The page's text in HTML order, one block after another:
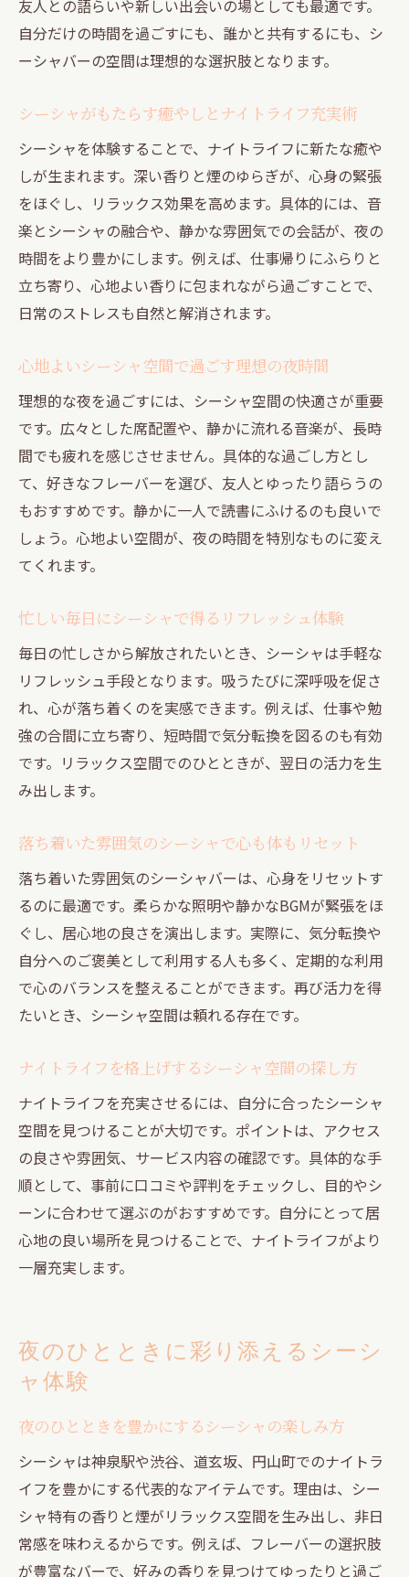
友人との語らいや新しい出会いの場としても最適です。
自分だけの時間を過ごすにも、誰かと共有するにも、シ
ーシャバーの空間は理想的な選択肢となります。
シーシャがもたらす癒やしとナイトライフ充実術
シーシャを体験することで、ナイトライフに新たな癒や
しが生まれます。深い香りと煙のゆらぎが、心身の緊張
をほぐし、リラックス効果を高めます。具体的には、音
楽とシーシャの融合や、静かな雰囲気での会話が、夜の
時間をより豊かにします。例えば、仕事帰りにふらりと
立ち寄り、心地よい香りに包まれながら過ごすことで、
日常のストレスも自然と解消されます。
心地よいシーシャ空間で過ごす理想の夜時間
理想的な夜を過ごすには、シーシャ空間の快適さが重要
です。広々とした席配置や、静かに流れる音楽が、長時
間でも疲れを感じさせません。具体的な過ごし方とし
て、好きなフレーバーを選び、友人とゆったり語らうの
もおすすめです。静かに一人で読書にふけるのも良いで
しょう。心地よい空間が、夜の時間を特別なものに変え
てくれます。
忙しい毎日にシーシャで得るリフレッシュ体験
毎日の忙しさから解放されたいとき、シーシャは手軽な
リフレッシュ手段となります。吸うたびに深呼吸を促さ
れ、心が落ち着くのを実感できます。例えば、仕事や勉
強の合間に立ち寄り、短時間で気分転換を図るのも有効
です。リラックス空間でのひとときが、翌日の活力を生
み出します。
落ち着いた雰囲気のシーシャで心も体もリセット
落ち着いた雰囲気のシーシャバーは、心身をリセットす
るのに最適です。柔らかな照明や静かなBGMが緊張をほ
ぐし、居心地の良さを演出します。実際に、気分転換や
自分へのご褒美として利用する人も多く、定期的な利用
で心のバランスを整えることができます。再び活力を得
たいとき、シーシャ空間は頼れる存在です。
ナイトライフを格上げするシーシャ空間の探し方
ナイトライフを充実させるには、自分に合ったシーシャ
空間を見つけることが大切です。ポイントは、アクセス
の良さや雰囲気、サービス内容の確認です。具体的な手
順として、事前に口コミや評判をチェックし、目的やシ
ーンに合わせて選ぶのがおすすめです。自分にとって居
心地の良い場所を見つけることで、ナイトライフがより
一層充実します。
夜のひとときに彩り添えるシーシ
ャ体験
夜のひとときを豊かにするシーシャの楽しみ方
シーシャは神泉駅や渋谷、道玄坂、円山町でのナイトラ
イフを豊かにする代表的なアイテムです。理由は、シー
シャ特有の香りと煙がリラックス空間を生み出し、非日
常感を味わえるからです。例えば、フレーバーの選択肢
が豊富なバーで、好みの香りを見つけてゆったりと過ご